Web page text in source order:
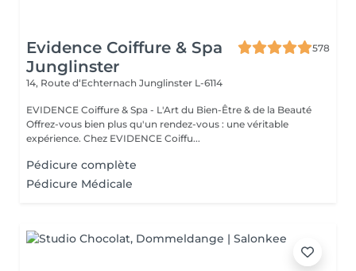
Evidence Coiffure & Spa
Junglinster
578
14, Route d‘Echternach Junglinster L-6114
EVIDENCE Coiffure & Spa - L'Art du Bien-Être & de la Beauté
Offrez-vous bien plus qu'un rendez-vous : une véritable
expérience. Chez EVIDENCE Coiffu...
Pédicure complète
Pédicure Médicale